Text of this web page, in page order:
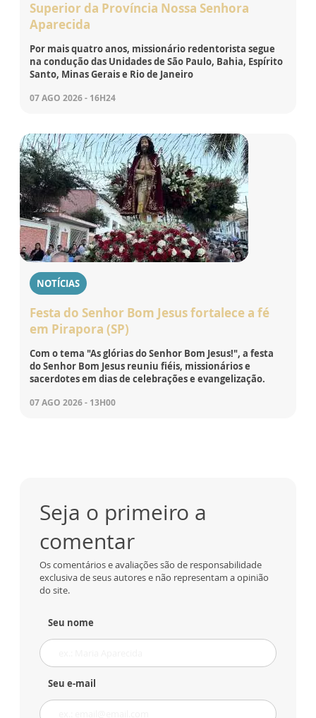
Superior da Província Nossa Senhora
Aparecida
Por mais quatro anos, missionário redentorista segue
na condução das Unidades de São Paulo, Bahia, Espírito
Santo, Minas Gerais e Rio de Janeiro
07 AGO 2026 - 16H24
NOTÍCIAS
Festa do Senhor Bom Jesus fortalece a fé
em Pirapora (SP)
Com o tema "As glórias do Senhor Bom Jesus!", a festa
do Senhor Bom Jesus reuniu fiéis, missionários e
sacerdotes em dias de celebrações e evangelização.
07 AGO 2026 - 13H00
Seja o primeiro a
comentar
Os comentários e avaliações são de responsabilidade
exclusiva de seus autores e não representam a opinião
do site.
Seu nome
Seu e-mail